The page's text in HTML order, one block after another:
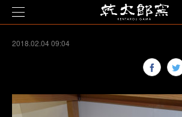
2018.02.04 09:04